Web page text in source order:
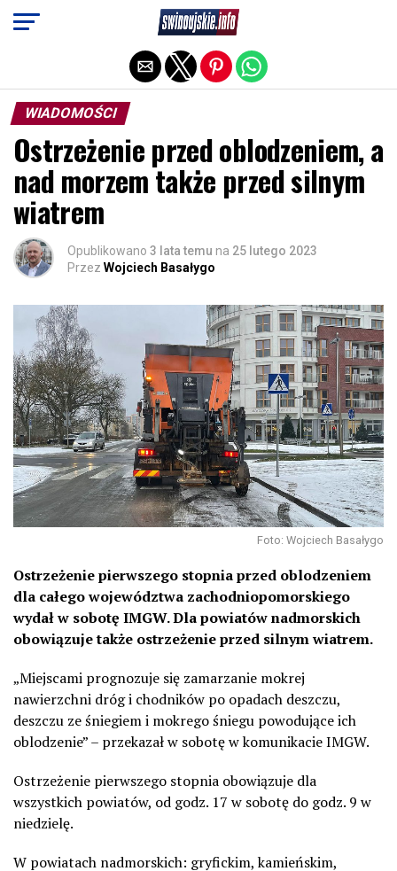
WIADOMOŚCI
Ostrzeżenie przed oblodzeniem, a
nad morzem także przed silnym
wiatrem
Opublikowano 3 lata temu na 25 lutego 2023
Przez Wojciech Basałygo
Foto: Wojciech Basałygo
Ostrzeżenie pierwszego stopnia przed oblodzeniem
dla całego województwa zachodniopomorskiego
wydał w sobotę IMGW. Dla powiatów nadmorskich
obowiązuje także ostrzeżenie przed silnym wiatrem.
„Miejscami prognozuje się zamarzanie mokrej
nawierzchni dróg i chodników po opadach deszczu,
deszczu ze śniegiem i mokrego śniegu powodujące ich
oblodzenie” – przekazał w sobotę w komunikacie IMGW.
Ostrzeżenie pierwszego stopnia obowiązuje dla
wszystkich powiatów, od godz. 17 w sobotę do godz. 9 w
niedzielę.
W powiatach nadmorskich: gryfickim, kamieńskim,
Exit mobile version